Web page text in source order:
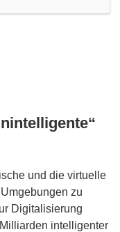
und die virtuelle
zu
Digitalisierung
intelligenter